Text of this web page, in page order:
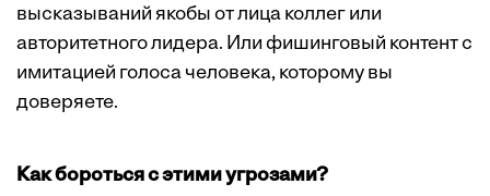
высказываний якобы от лица коллег или
авторитетного лидера. Или фишинговый контент с
имитацией голоса человека, которому вы
доверяете.
Как бороться с этими угрозами?